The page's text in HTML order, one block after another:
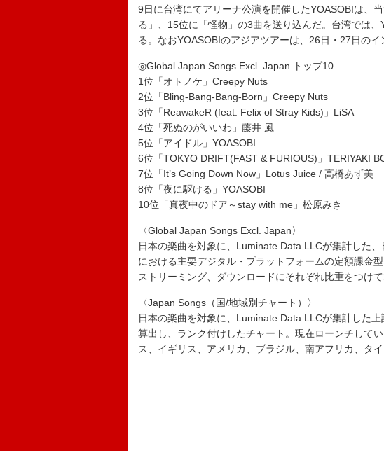
9日に台湾にてアリーナ公演を開催したYOASOBIは、
る」、15位に「怪物」の3曲を送り込んだ。台湾では
る。なおYOASOBIのアジアツアーは、26日・27日のイ
◎Global Japan Songs Excl. Japan トップ10
1位「オトノケ」Creepy Nuts
2位「Bling-Bang-Bang-Born」Creepy Nuts
3位「ReawakeR (feat. Felix of Stray Kids)」LiSA
4位「死ぬのがいいわ」藤井 風
5位「アイドル」YOASOBI
6位「TOKYO DRIFT(FAST & FURIOUS)」TERIYAKI
7位「It’s Going Down Now」Lotus Juice / 高橋あず美
8位「夜に駆ける」YOASOBI
10位「真夜中のドア～stay with me」松原みき
〈Global Japan Songs Excl. Japan〉
日本の楽曲を対象に、Luminate Data LLCが集計した
における主要デジタル・プラットフォームの定額課金
ストリーミング、ダウンロードにそれぞれ比重をつけ
〈Japan Songs（国/地域別チャート）〉
日本の楽曲を対象に、Luminate Data LLCが集計した
算出し、ランク付けしたチャート。現在ローンチして
ス、イギリス、アメリカ、ブラジル、南アフリカ、タ